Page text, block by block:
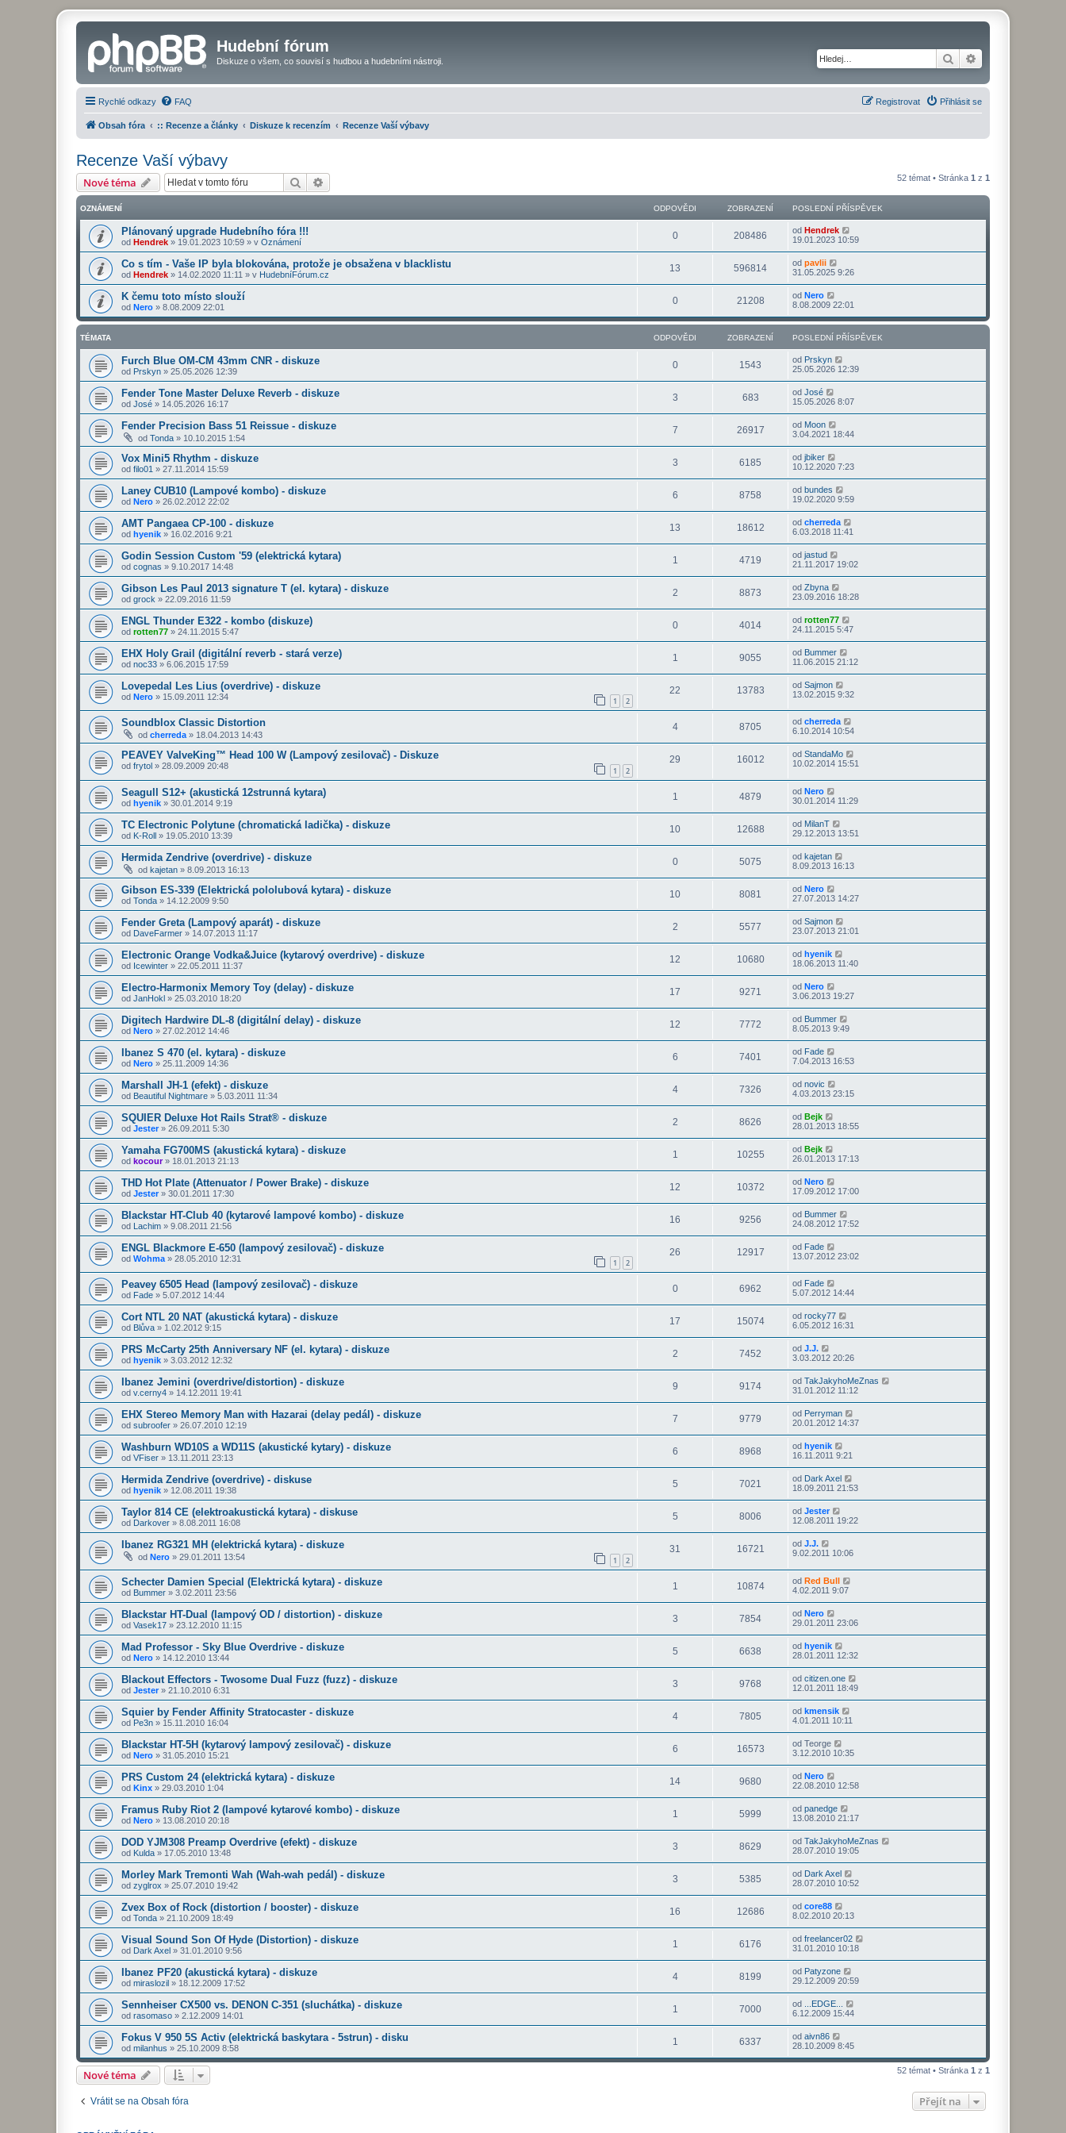
Hudební fórum
Diskuze o všem, co souvisí s hudbou a hudebními nástroji. Hledat
Rychlé odkazy FAQ Přihlásit se
Registrovat
Obsah fóra :: Recenze a články Diskuze k recenzím Recenze Vaší výbavy
Recenze Vaší výbavy
Nové téma Hledat 52 témat • Stránka 1 z 1
OZNÁMENÍ ODPOVĚDI ZOBRAZENÍ POSLEDNÍ PŘÍSPĚVEK
Plánovaný upgrade Hudebního fóra !!!
od Hendrek » 19.01.2023 10:59 » v Oznámení
0 208486 od Hendrek
19.01.2023 10:59
Co s tím - Vaše IP byla blokována, protože je obsažena v blacklistu
od Hendrek » 14.02.2020 11:11 » v HudebníFórum.cz
13 596814 od pavlii
31.05.2025 9:26
K čemu toto místo slouží
od Nero » 8.08.2009 22:01
0 21208 od Nero
8.08.2009 22:01
TÉMATA ODPOVĚDI ZOBRAZENÍ POSLEDNÍ PŘÍSPĚVEK
Furch Blue OM-CM 43mm CNR - diskuze
od Prskyn » 25.05.2026 12:39
0 1543 od Prskyn
25.05.2026 12:39
Fender Tone Master Deluxe Reverb - diskuze
od José » 14.05.2026 16:17
3 683 od José
15.05.2026 8:07
Fender Precision Bass 51 Reissue - diskuze
od Tonda » 10.10.2015 1:54
7 26917 od Moon
3.04.2021 18:44
Vox Mini5 Rhythm - diskuze
od filo01 » 27.11.2014 15:59
3 6185 od jbiker
10.12.2020 7:23
Laney CUB10 (Lampové kombo) - diskuze
od Nero » 26.02.2012 22:02
6 8758 od bundes
19.02.2020 9:59
AMT Pangaea CP-100 - diskuze
od hyenik » 16.02.2016 9:21
13 18612 od cherreda
6.03.2018 11:41
Godin Session Custom '59 (elektrická kytara)
od cognas » 9.10.2017 14:48
1 4719 od jastud
21.11.2017 19:02
Gibson Les Paul 2013 signature T (el. kytara) - diskuze
od grock » 22.09.2016 11:59
2 8873 od Zbyna
23.09.2016 18:28
ENGL Thunder E322 - kombo (diskuze)
od rotten77 » 24.11.2015 5:47
0 4014 od rotten77
24.11.2015 5:47
EHX Holy Grail (digitální reverb - stará verze)
od noc33 » 6.06.2015 17:59
1 9055 od Bummer
11.06.2015 21:12
Lovepedal Les Lius (overdrive) - diskuze
od Nero » 15.09.2011 12:34 1 2
22 13783 od Sajmon
13.02.2015 9:32
Soundblox Classic Distortion
od cherreda » 18.04.2013 14:43
4 8705 od cherreda
6.10.2014 10:54
PEAVEY ValveKing™ Head 100 W (Lampový zesilovač) - Diskuze
od frytol » 28.09.2009 20:48 1 2
29 16012 od StandaMo
10.02.2014 15:51
Seagull S12+ (akustická 12strunná kytara)
od hyenik » 30.01.2014 9:19
1 4879 od Nero
30.01.2014 11:29
TC Electronic Polytune (chromatická ladička) - diskuze
od K-Roll » 19.05.2010 13:39
10 12688 od MilanT
29.12.2013 13:51
Hermida Zendrive (overdrive) - diskuze
od kajetan » 8.09.2013 16:13
0 5075 od kajetan
8.09.2013 16:13
Gibson ES-339 (Elektrická pololubová kytara) - diskuze
od Tonda » 14.12.2009 9:50
10 8081 od Nero
27.07.2013 14:27
Fender Greta (Lampový aparát) - diskuze
od DaveFarmer » 14.07.2013 11:17
2 5577 od Sajmon
23.07.2013 21:01
Electronic Orange Vodka&Juice (kytarový overdrive) - diskuze
od Icewinter » 22.05.2011 11:37
12 10680 od hyenik
18.06.2013 11:40
Electro-Harmonix Memory Toy (delay) - diskuze
od JanHokl » 25.03.2010 18:20
17 9271 od Nero
3.06.2013 19:27
Digitech Hardwire DL-8 (digitální delay) - diskuze
od Nero » 27.02.2012 14:46
12 7772 od Bummer
8.05.2013 9:49
Ibanez S 470 (el. kytara) - diskuze
od Nero » 25.11.2009 14:36
6 7401 od Fade
7.04.2013 16:53
Marshall JH-1 (efekt) - diskuze
od Beautiful Nightmare » 5.03.2011 11:34
4 7326 od novic
4.03.2013 23:15
SQUIER Deluxe Hot Rails Strat® - diskuze
od Jester» 26.09.2011 5:30
2 8626 od Bejk
28.01.2013 18:55
Yamaha FG700MS (akustická kytara) - diskuze
od kocour» 18.01.2013 21:13
1 10255 od Bejk
26.01.2013 17:13
THD Hot Plate (Attenuator / Power Brake) - diskuze
od Jester» 30.01.2011 17:30
12 10372 od Nero
17.09.2012 17:00
Blackstar HT-Club 40 (kytarové lampové kombo) - diskuze
od Lachim » 9.08.2011 21:56
16 9256 od Bummer
24.08.2012 17:52
ENGL Blackmore E-650 (lampový zesilovač) - diskuze
od Wohma » 28.05.2010 12:31 1 2
26 12917 od Fade
13.07.2012 23:02
Peavey 6505 Head (lampový zesilovač) - diskuze
od Fade » 5.07.2012 14:44
0 6962 od Fade
5.07.2012 14:44
Cort NTL 20 NAT (akustická kytara) - diskuze
od Blůva » 1.02.2012 9:15
17 15074 od rocky77
6.05.2012 16:31
PRS McCarty 25th Anniversary NF (el. kytara) - diskuze
od hyenik » 3.03.2012 12:32
2 7452 od J.J.
3.03.2012 20:26
Ibanez Jemini (overdrive/distortion) - diskuze
od v.cerny4 » 14.12.2011 19:41
9 9174 od TakJakyhoMeZnas
31.01.2012 11:12
EHX Stereo Memory Man with Hazarai (delay pedál) - diskuze
od subroofer » 26.07.2010 12:19
7 9779 od Perryman
20.01.2012 14:37
Washburn WD10S a WD11S (akustické kytary) - diskuze
od VFiser » 13.11.2011 23:13
6 8968 od hyenik
16.11.2011 9:21
Hermida Zendrive (overdrive) - diskuse
od hyenik » 12.08.2011 19:38
5 7021 od Dark Axel
18.09.2011 21:53
Taylor 814 CE (elektroakustická kytara) - diskuse
od Darkover » 8.08.2011 16:08
5 8006 od Jester
12.08.2011 19:22
Ibanez RG321 MH (elektrická kytara) - diskuze
od Nero » 29.01.2011 13:54 1 2
31 16721 od J.J.
9.02.2011 10:06
Schecter Damien Special (Elektrická kytara) - diskuze
od Bummer » 3.02.2011 23:56
1 10874 od Red Bull
4.02.2011 9:07
Blackstar HT-Dual (lampový OD / distortion) - diskuze
od Vasek17 » 23.12.2010 11:15
3 7854 od Nero
29.01.2011 23:06
Mad Professor - Sky Blue Overdrive - diskuze
od Nero » 14.12.2010 13:44
5 6638 od hyenik
28.01.2011 12:32
Blackout Effectors - Twosome Dual Fuzz (fuzz) - diskuze
od Jester» 21.10.2010 6:31
3 9768 od citizen.one
12.01.2011 18:49
Squier by Fender Affinity Stratocaster - diskuze
od Pe3n » 15.11.2010 16:04
4 7805 od kmensik
4.01.2011 10:11
Blackstar HT-5H (kytarový lampový zesilovač) - diskuze
od Nero » 31.05.2010 15:21
6 16573 od Teorge
3.12.2010 10:35
PRS Custom 24 (elektrická kytara) - diskuze
od Kinx » 29.03.2010 1:04
14 9680 od Nero
22.08.2010 12:58
Framus Ruby Riot 2 (lampové kytarové kombo) - diskuze
od Nero » 13.08.2010 20:18
1 5999 od panedge
13.08.2010 21:17
DOD YJM308 Preamp Overdrive (efekt) - diskuze
od Kulda » 17.05.2010 13:48
3 8629 od TakJakyhoMeZnas
28.07.2010 19:05
Morley Mark Tremonti Wah (Wah-wah pedál) - diskuze
od zyglrox » 25.07.2010 19:42
3 5385 od Dark Axel
28.07.2010 10:52
Zvex Box of Rock (distortion / booster) - diskuze
od Tonda » 21.10.2009 18:49
16 12686 od core88
8.02.2010 20:13
Visual Sound Son Of Hyde (Distortion) - diskuze
od Dark Axel » 31.01.2010 9:56
1 6176 od freelancer02
31.01.2010 10:18
Ibanez PF20 (akustická kytara) - diskuze
od miraslozil » 18.12.2009 17:52
4 8199 od Patyzone
29.12.2009 20:59
Sennheiser CX500 vs. DENON C-351 (sluchátka) - diskuze
od rasomaso » 2.12.2009 14:01
1 7000 od
...EDGE...
6.12.2009 15:44
Fokus V 950 5S Activ (elektrická baskytara - 5strun) - disku
od milanhus » 25.10.2009 8:58
1 6337 od aivn86
28.10.2009 8:45
Nové téma 52 témat • Stránka 1 z 1
Vrátit se na Obsah fóra Přejít na